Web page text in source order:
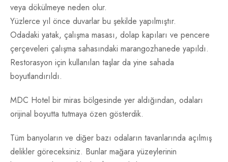
veya dökülmeye neden olur.
Yüzlerce yıl önce duvarlar bu şekilde yapılmıştır.
Odadaki yatak, çalışma masası, dolap kapıları ve pencere
çerçeveleri çalışma sahasındaki marangozhanede yapıldı.
Restorasyon için kullanılan taşlar da yine sahada
boyutlandırıldı.
MDC Hotel bir miras bölgesinde yer aldığından, odaları
orijinal boyutta tutmaya özen gösterdik.
Tüm banyoların ve diğer bazı odaların tavanlarında açılmış
delikler göreceksiniz. Bunlar mağara yüzeylerinin